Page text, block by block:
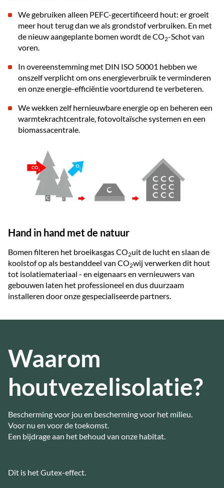
We gebruiken alleen PEFC-gecertificeerd hout: er groeit
meer hout terug dan we als grondstof verbruiken. En met
de nieuw aangeplante bomen wordt de CO2-Schot van
voren.
In overeenstemming met DIN ISO 50001 hebben we
onszelf verplicht om ons energieverbruik te verminderen
en onze energie-efficiëntie voortdurend te verbeteren.
We wekken zelf hernieuwbare energie op en beheren een
warmtekrachtcentrale, fotovoltaïsche systemen en een
biomassacentrale.
Hand in hand met de natuur
Bomen filteren het broeikasgas CO2uit de lucht en slaan de
koolstof op als bestanddeel van CO2wij verwerken dit hout
tot isolatiemateriaal - en eigenaars en vernieuwers van
gebouwen laten het professioneel en dus duurzaam
installeren door onze gespecialiseerde partners.
Waarom
houtvezelisolatie?
Bescherming voor jou en bescherming voor het milieu.
Voor nu en voor de toekomst.
Een bijdrage aan het behoud van onze habitat.
Dit is het Gutex-effect.